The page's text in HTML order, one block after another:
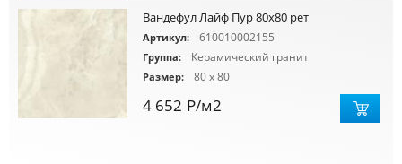
Вандефул Лайф Пур 80х80 рет
Артикул: 610010002155
Группа: Керамический гранит
Размер: 80 x 80
4 652 Р/м2